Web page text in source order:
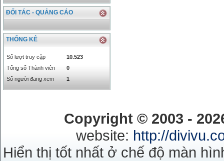
INR
0
KRW
18.01
21.12
KWD
0
79758.97
MYR
5808.39
RMB
3272
RUB
ĐỐI TÁC - QUẢNG CÁO
THỐNG KÊ
Số lượt truy cập
10.523
Tổng số Thành viên
0
Số người đang xem
1
Copyright © 2003 -
website: http://
Hiển thị tốt nhất ở chế độ màn